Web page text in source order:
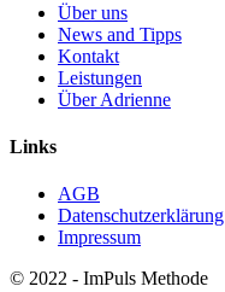
Über uns
News and Tipps
Kontakt
Leistungen
Über Adrienne
Links
AGB
Datenschutzerklärung
Impressum
© 2022 - ImPuls Methode